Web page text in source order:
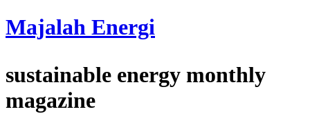
Majalah Energi
sustainable energy monthly
magazine